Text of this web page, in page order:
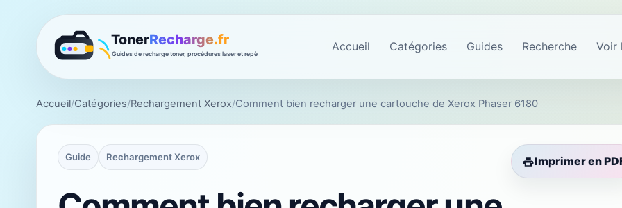
Accueil Catégories Guides Recherche Voir
Accueil/Catégories/Rechargement Xerox/Comment bien recharger une cartouche de Xerox Phaser 6180
Guide Rechargement Xerox Imprimer en